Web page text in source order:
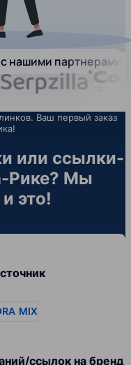
нашими партнерами:
Ваш первый заказ
или ссылки-
Рике? Мы
это!
MIX
ссылок на бренд